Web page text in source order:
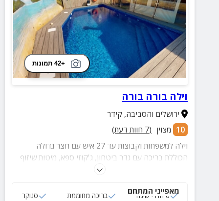
+42 תמונות
וילה בורה בורה
ירושלים והסביבה,קידר
10 מצוין (
7 חוות דעת)
וילה למשפחות וקבוצות עד 27 איש עם חצר גדולה
הכוללת בריכה עם גדר ביטחון, ג'קוזי ספא, מיטות שיזוף
שולחנות סנוקר וםינג פונג ועוד.
מאפייני המתחם
6 חדרי שינה בריכה מחוממת סנוקר